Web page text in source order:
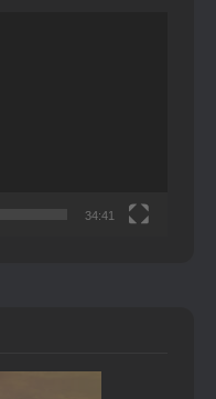
34:41